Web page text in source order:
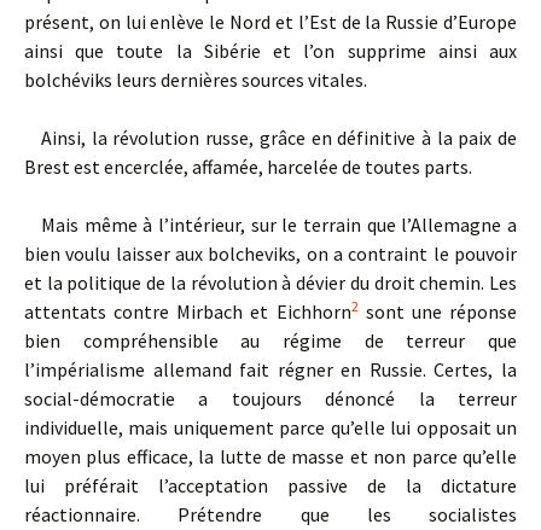
présent, on lui enlève le Nord et l’Est de la Russie d’Europe
ainsi que toute la Sibérie et l’on supprime ainsi aux
bolchéviks leurs dernières sources vitales.
Ainsi, la révolution russe, grâce en définitive à la paix de
Brest est encerclée, affamée, harcelée de toutes parts.
Mais même à l’intérieur, sur le terrain que l’Allemagne a
bien voulu laisser aux bolcheviks, on a contraint le pouvoir
et la politique de la révolution à dévier du droit chemin. Les
attentats contre Mirbach et Eichhorn2sont une réponse
bien compréhensible au régime de terreur que
l’impérialisme allemand fait régner en Russie. Certes, la
social-démocratie a tou­jours dénoncé la terreur
individuelle, mais uniquement parce qu’elle lui opposait un
moyen plus efficace, la lutte de masse et non parce qu’elle
lui préférait l’acceptation passive de la dictature
réactionnaire. Prétendre que les socialistes